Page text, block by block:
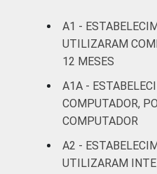
IDENTIFICAÇÃO DE
UNIDADE BÁSICA
DE SAÚDE
A1 -
UTILIZARAM
12 MESES
A1A -
COMPUTADOR,
COMPUTADOR
A2 -
UTILIZARAM